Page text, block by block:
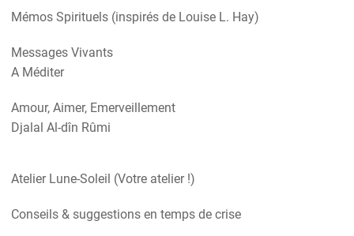
Mémos Spirituels (inspirés de Louise L. Hay)
Messages Vivants
A Méditer
Amour, Aimer, Emerveillement
Djalal Al-dîn Rûmi
Atelier Lune-Soleil (Votre atelier !)
Conseils & suggestions en temps de crise